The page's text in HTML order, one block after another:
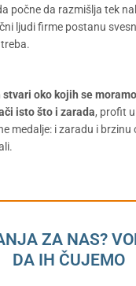
počne da razmišlja tek
ljudi firme postanu
oko kojih se
isto što i zarada, profit
medalje: i zaradu i brzinu
ZA NAS?
DA IH ČUJEMO